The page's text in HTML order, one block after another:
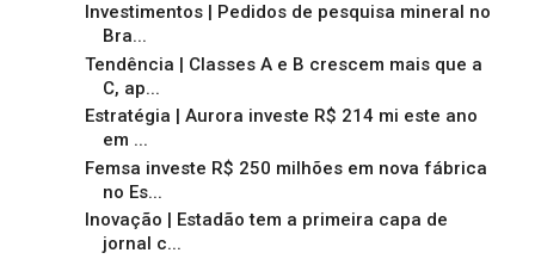
Investimentos | Pedidos de pesquisa mineral no
Bra...
Tendência | Classes A e B crescem mais que a
C, ap...
Estratégia | Aurora investe R$ 214 mi este ano
em ...
Femsa investe R$ 250 milhões em nova fábrica
no Es...
Inovação | Estadão tem a primeira capa de
jornal c...